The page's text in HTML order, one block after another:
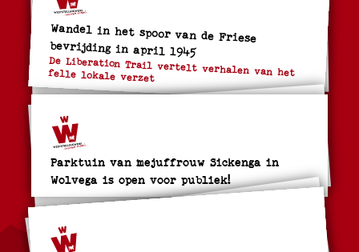
Wandel in het spoor van de Friese
bevrijding in april 1945
De Liberation Trail vertelt verhalen van het felle lokale verzet
Parktuin van mejuffrouw Sickenga in
Wolvega is open voor publiek!